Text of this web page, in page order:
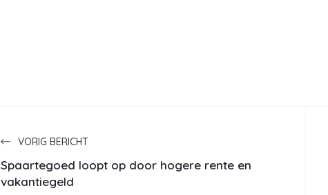
VORIG BERICHT
Spaartegoed loopt op door hogere rente en
vakantiegeld